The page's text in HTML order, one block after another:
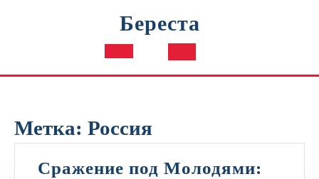
Береста
Кнопка
Метка: Россия
Сражение под Молодями: